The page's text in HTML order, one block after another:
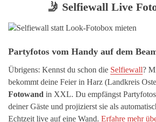
🤳 Selfiewall Live
Partyfotos vom Handy auf dem
Übrigens: Kennst du schon die Selfiewall?
bekommt deine Feier in Harz (Landkreis
Fotowand in XXL. Du empfängst
deiner Gäste und projizierst sie als
Echtzeit live auf eine Wand. Erfahre mehr